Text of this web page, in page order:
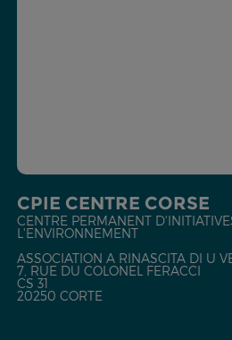
CPIE CENTRE CORSE
CENTRE PERMANENT
L'ENVIRONNEMENT
ASSOCIATION A RINASCITA DI U
7, RUE DU COLONEL FERACCI
CS 31
20250 CORTE